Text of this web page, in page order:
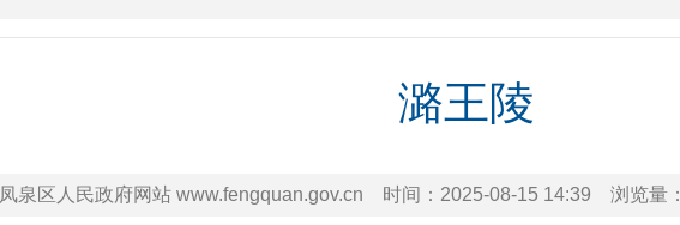
潞王陵
凤泉区人民政府网站 www.fengquan.gov.cn 时间： 2025-08-15 14:39 浏览量：